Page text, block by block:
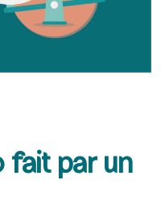
fait par un